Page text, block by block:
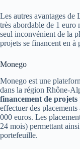
Les autres avantages de
très abordable de 1
seul inconvénient de la
projets se financent en à
Monego
Monego est une
dans la région Rhône-
financement de
effectuer des
000 euros. Les
24 mois) permettant
portefeuille.